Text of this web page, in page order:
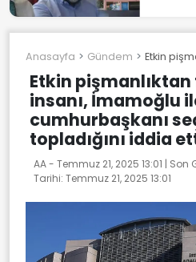
Anasayfa Gündem Etkin
Etkin
insanı, İmamoğlu
cumhurbaşkanı
topladığını iddia
AA - Temmuz 21, 2025 13:01 | Son
Tarihi: Temmuz 21, 2025 13:01